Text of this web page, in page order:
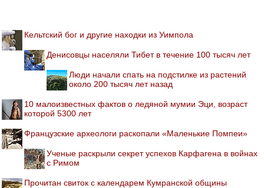
Кельтский бог и другие находки из Уимпола
Денисовцы населяли Тибет в течение 100 тысяч лет
Люди начали спать на подстилке из растений
около 200 тысяч лет назад
10 малоизвестных фактов о ледяной мумии Эци, возраст
которой 5300 лет
Французские археологи раскопали «Маленькие Помпеи»
Ученые раскрыли секрет успехов Карфагена в войнах
с Римом
Прочитан свиток с календарем Кумранской общины